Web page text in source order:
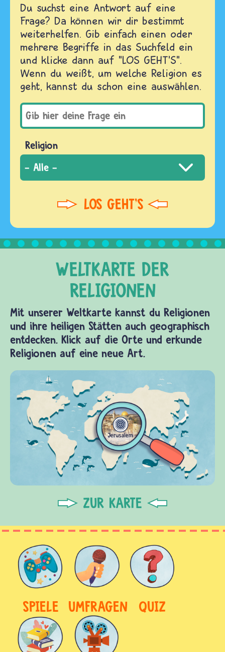
Du suchst eine Antwort auf eine
Frage? Da können wir dir bestimmt
weiterhelfen. Gib einfach einen oder
mehrere Begriffe in das Suchfeld ein
und klicke dann auf "LOS GEHT'S".
Wenn du weißt, um welche Religion es
geht, kannst du schon eine auswählen.
Religion
Mit unserer Weltkarte kannst du Religionen
und ihre heiligen Stätten auch geographisch
entdecken. Klick auf die Orte und erkunde
Religionen auf eine neue Art.
ZUR KARTE
SPIELE UMFRAGEN QUIZ